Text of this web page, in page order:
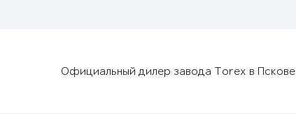
Официальный дилер завода Torex в Пскове